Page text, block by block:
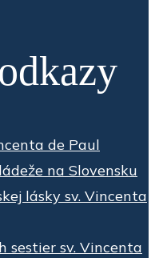
de Paul
na Slovensku
lásky sv. Vincenta
sestier sv. Vincenta